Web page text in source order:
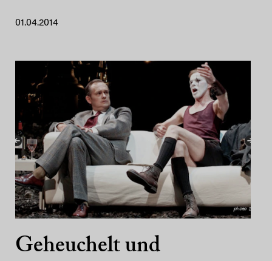
01.04.2014
Geheuchelt und